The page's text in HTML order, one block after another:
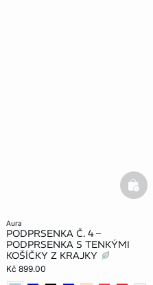
aura
PODPRSENKA Č. 4 –
PODPRSENKA S TENKÝMI
KOŠÍČKY Z KRAJKY
Kč 899.00